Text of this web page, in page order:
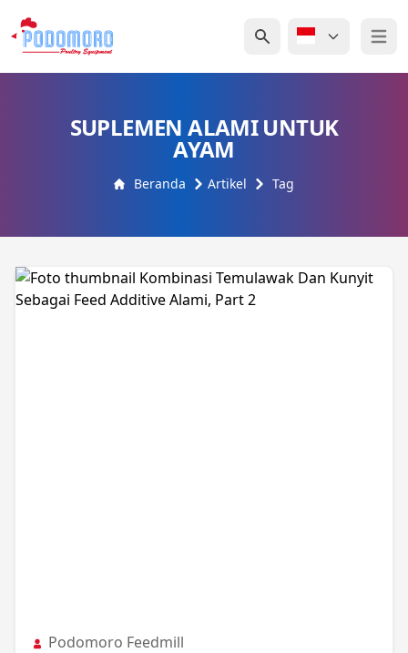
Open
SUPLEMEN ALAMI UNTUK
AYAM
Beranda Artikel Tag
Podomoro Feedmill